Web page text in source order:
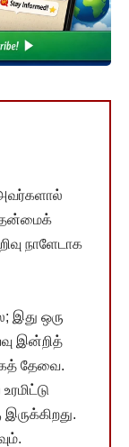
நாளேடாக
இது ஒரு
இன்றித்
தேவை.